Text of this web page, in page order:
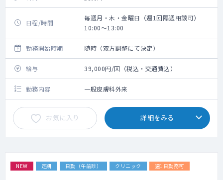
日程/時間
毎週月・木・金曜日（週1回隔週相談可）
10:00～13:00
勤務開始時期 随時（双方調整にて決定）
給与 39,000円/回（税込・交通費込）
勤務内容 一般皮膚科外来
お気に入り 詳細をみる
NEW 定期 日勤（午前診） クリニック 週1日勤務可